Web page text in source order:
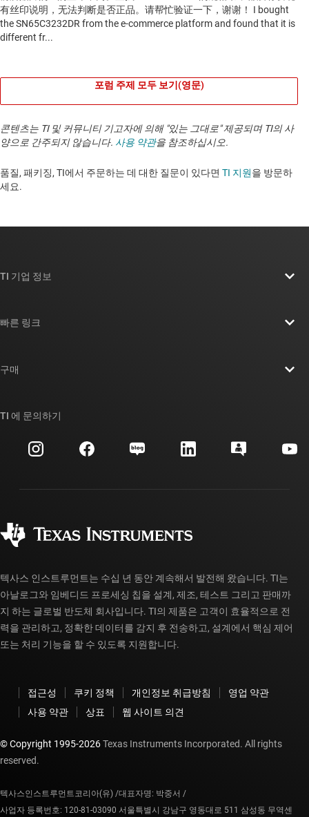
포럼 주제 모두 보기(영문)
콘텐츠는 TI 및 커뮤니티 기고자에 의해 "있는 그대로" 제공되며 TI의 사
양으로 간주되지 않습니다. 사용 약관을 참조하십시오.
품질, 패키징, TI에서 주문하는 데 대한 질문이 있다면 TI 지원을 방문하
세요. ​​​​​​​​​​​​​​
TI 기업 정보
투자 관계
제조
빠른 링크
대체품 검색
고객 지원 센터
myTI 계정 FAQ
구매
주문 FAQ
TI 에 문의하기
텍사스 인스트루먼트는 수십 년 동안 계속해서 발전해 왔습니다. TI는
아날로그와 임베디드 프로세싱 칩을 설계, 제조, 테스트 그리고 판매까
지 하는 글로벌 반도체 회사입니다. TI의 제품은 고객이 효율적으로 전
력을 관리하고, 정확한 데이터를 감지 후 전송하고, 설계에서 핵심 제어
또는 처리 기능을 할 수 있도록 지원합니다.
접근성 쿠키 정책 개인정보 취급방침
영업 약관
사용 약관
상표 웹 사이트 의견
© Copyright 1995-2026Texas Instruments Incorporated. All rights
reserved.
텍사스인스트루먼트코리아(유) /대표자명: 박중서 /
사업자 등록번호: 120-81-03090 서울특별시 강남구 영동대로 511 삼성동 무역센